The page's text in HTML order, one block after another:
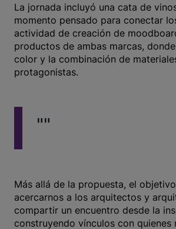
La jornada incluyó una cata de
momento pensado para conectar
actividad de creación de
productos de ambas marcas,
color y la combinación de
protagonistas.
""
Más allá de la propuesta, el
acercarnos a los arquitectos y
compartir un encuentro desde la
construyendo vínculos con quienes